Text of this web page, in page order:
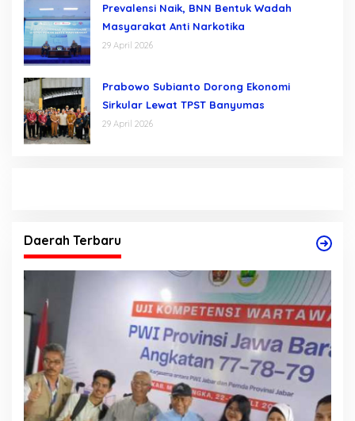
Prevalensi Naik, BNN Bentuk Wadah
Masyarakat Anti Narkotika
29 April 2026
Prabowo Subianto Dorong Ekonomi
Sirkular Lewat TPST Banyumas
29 April 2026
Daerah Terbaru